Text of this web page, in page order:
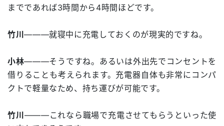
までであれば3時間から4時間ほどです。
竹川―――就寝中に充電しておくのが現実的ですね。
小林―――そうですね。あるいは外出先でコンセントを
借りることも考えられます。充電器自体も非常にコンパ
クトで軽量なため、持ち運びが可能です。
竹川 ―――これなら職場で充電させてもらうといった使